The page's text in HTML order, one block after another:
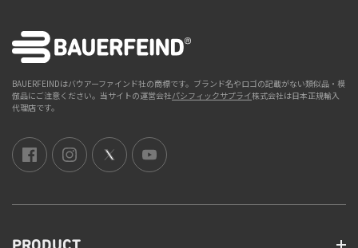
BAUERFEINDはバウアーファインド社の商標です。ブランド名やロゴの記載がない類似品・模
倣品にご注意ください。当サイトの運営会社パシフィックサプライ株式会社は日本正規輸入
代理店です。